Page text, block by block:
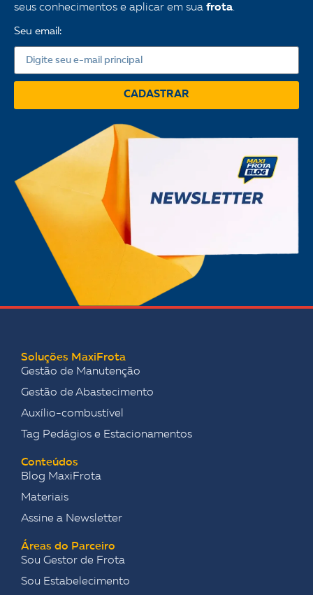
seus conhecimentos e aplicar em sua frota.
Seu email:
CADASTRAR
Soluções MaxiFrota
Gestão de Manutenção
Gestão de Abastecimento
Auxílio-combustível
Tag Pedágios e Estacionamentos
Conteúdos
Blog MaxiFrota
Materiais
Assine a Newsletter
Áreas do Parceiro
Sou Gestor de Frota
Sou Estabelecimento